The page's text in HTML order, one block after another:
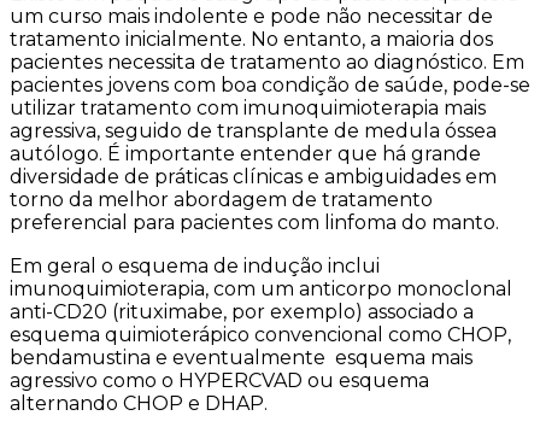
um curso mais indolente e pode não necessitar de
tratamento inicialmente. No entanto, a maioria dos
pacientes necessita de tratamento ao diagnóstico. Em
pacientes jovens com boa condição de saúde, pode-se
utilizar tratamento com imunoquimioterapia mais
agressiva, seguido de transplante de medula óssea
autólogo. É importante entender que há grande
diversidade de práticas clínicas e ambiguidades em
torno da melhor abordagem de tratamento
preferencial para pacientes com linfoma do manto.
Em geral o esquema de indução inclui
imunoquimioterapia, com um anticorpo monoclonal
anti-CD20 (rituximabe, por exemplo) associado a
esquema quimioterápico convencional como CHOP,
bendamustina e eventualmente esquema mais
agressivo como o HYPERCVAD ou esquema
alternando CHOP e DHAP.